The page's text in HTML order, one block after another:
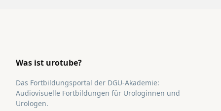
Was ist urotube?
Das Fortbildungsportal der DGU-Akademie:
Audiovisuelle Fortbildungen für Urologinnen und
Urologen.